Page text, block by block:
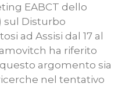
EABCT dello
sul Disturbo
ad Assisi dal 17 al
ha riferito
argomento sia
nel tentativo